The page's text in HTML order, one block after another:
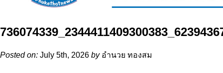
Posted on: July 5th, 2026 byอำนวย ทองสม